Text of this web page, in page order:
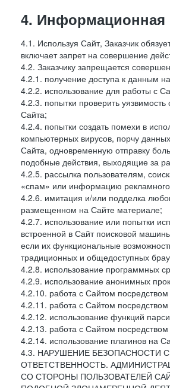
4. Информационная
4.1. Используя Сайт, Заказчик
включает запрет на совершение
4.2. Заказчику запрещается
4.2.1. получение доступа к данным
4.2.2. использование для работы с
4.2.3. попытки проверить
Сайта;
4.2.4. попытки создать помехи в
компьютерных вирусов, порчу
Сайта, одновременную отправку
подобные действия, выходящие за
4.2.5. рассылка пользователям,
«спам» или информацию рекламного
4.2.6. имитация и/или подделка
размещенном на Сайте материале;
4.2.7. использование или попытки
встроенной в Сайт поисковой
если их функциональные
традиционных и общедоступных
4.2.8. использование программных
4.2.9. использование анонимных
4.2.10. работа с Сайтом
4.2.11. работа с Сайтом
4.2.12. использование функций
4.2.13. работа с Сайтом посредством
4.2.14. использование плагинов на
4.3. НАРУШЕНИЕ БЕЗОПАСНОСТИ
ОТВЕТСТВЕННОСТЬ.
СО СТОРОНЫ ПОЛЬЗОВАТЕЛЕЙ